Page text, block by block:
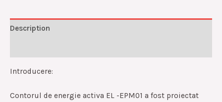
Description
Introducere:
Contorul de energie activa EL -EPM01 a fost proiectat